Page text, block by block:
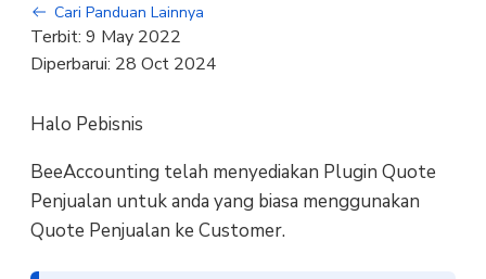
Cari Panduan Lainnya
Terbit: 9 May 2022
Diperbarui: 28 Oct 2024
Halo Pebisnis
BeeAccounting telah menyediakan Plugin Quote
Penjualan untuk anda yang biasa menggunakan
Quote Penjualan ke Customer.